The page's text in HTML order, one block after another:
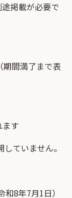
掲載が必要で
期間満了まで表
す
ていません。
和8年7月1日）